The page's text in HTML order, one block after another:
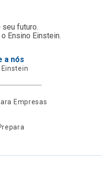
seu futuro.
Ensino Einstein.
a nós
Empresas